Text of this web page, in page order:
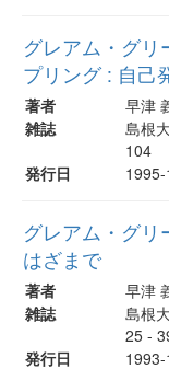
グレアム・グリ
プリング : 自己
著者
早津
雑誌
島根
104
発行日
グレアム・グ
はざまで
著者
早津
雑誌
島根
25 -
発行日